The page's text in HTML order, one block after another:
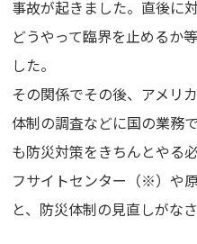
事故が起きました。直後に
どうやって臨界を止めるか
した。
その関係でその後、アメリ
体制の調査などに国の業務
も防災対策をきちんとやる
フサイトセンター（※）や
と、防災体制の見直しがな